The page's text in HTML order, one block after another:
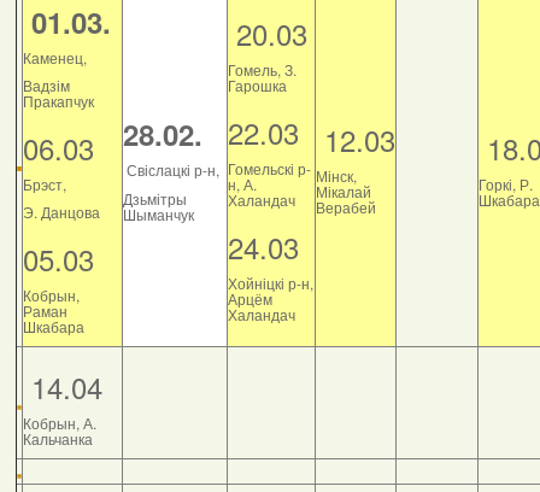
01.03.
Каменец,
Вадзім
Пракапчук
06.03
Брэст,
Э. Данцова
05.03
Кобрын,
Раман
Шкабара
28.02.
Свіслацкі р-н,
Дзьмітры
Шыманчук
20.03
Гомель, З.
Гарошка
22.03
Гомельскі р-
н, А.
Халандач
24.03
Хойніцкі р-н,
Арцём
Халандач
12.03
Мінск,
Мікалай
Верабей
Горкі, Р.
Шкабара
14.04
Кобрын, А.
Кальчанка